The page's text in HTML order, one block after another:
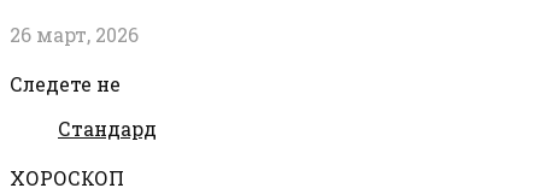
26 март, 2026
Следете не
Стандард
ХОРОСКОП